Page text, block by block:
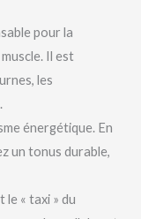
pour la
Il est
les
énergétique. En
un tonus durable,
le « taxi » du